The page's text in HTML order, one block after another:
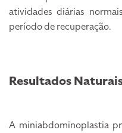
atividades diárias
período de recuperação.
Resultados
A miniabdominoplastia